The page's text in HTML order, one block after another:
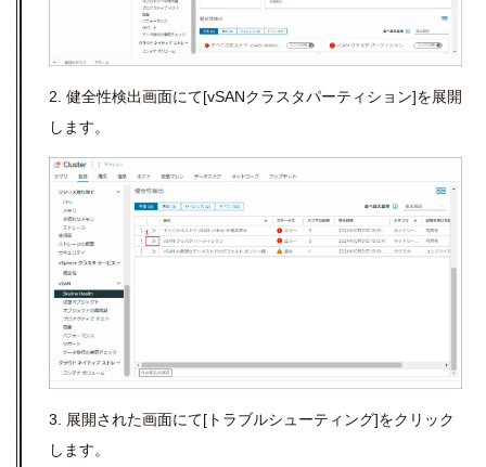
2. 健全性検出画面にて[vSANクラスタパーティション]を展開
します。
3. 展開された画面にて[ トラブルシューティング]をクリック
します。